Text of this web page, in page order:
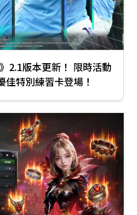
2.1版本更新！ 限時活動
佳特別練習卡登場！